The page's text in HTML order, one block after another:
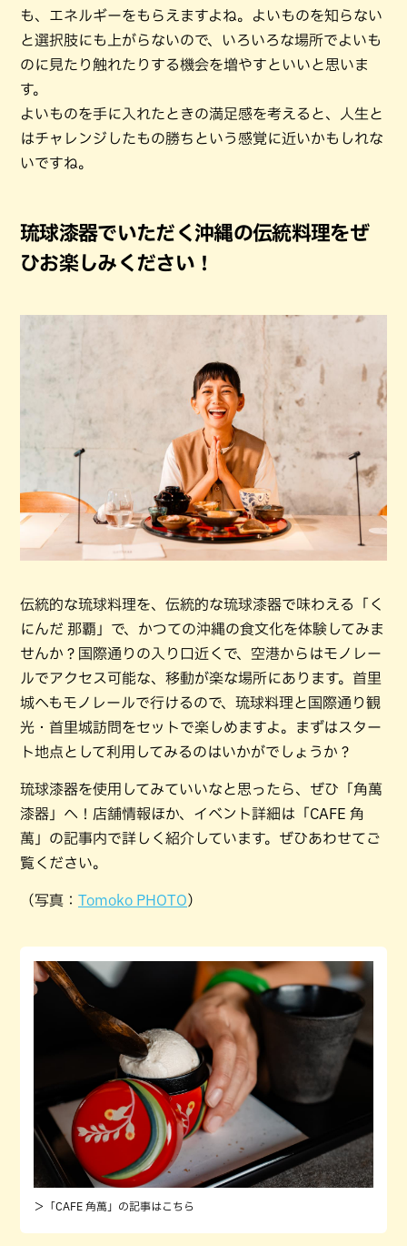
も、エネルギーをもらえますよね。よいものを知らない
と選択肢にも上がらないので、いろいろな場所でよいも
のに見たり触れたりする機会を増やすといいと思いま
す。
よいものを手に入れたときの満足感を考えると、人生と
はチャレンジしたもの勝ちという感覚に近いかもしれな
いですね。
琉球漆器でいただく沖縄の伝統料理をぜ
ひお楽しみください！
伝統的な琉球料理を、伝統的な琉球漆器で味わえる「く
にんだ 那覇」で、かつての沖縄の食文化を体験してみま
せんか？国際通りの入り口近くで、空港からはモノレー
ルでアクセス可能な、移動が楽な場所にあります。首里
城へもモノレールで行けるので、琉球料理と国際通り観
光・首里城訪問をセットで楽しめますよ。まずはスター
ト地点として利用してみるのはいかがでしょうか？
琉球漆器を使用してみていいなと思ったら、ぜひ「角萬
漆器」へ！店舗情報ほか、イベント詳細は「CAFE 角
萬」の記事内で詳しく紹介しています。ぜひあわせてご
覧ください。
（写真： Tomoko PHOTO）
＞「CAFE 角萬」の記事はこちら